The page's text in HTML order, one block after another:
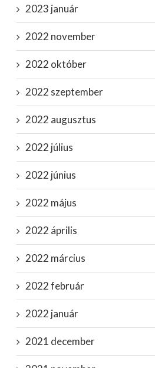
meg, bezzeg az...
2023 január
2022 november
2022 október
2022 szeptember
2022 augusztus
2022 július
2022 június
2022 május
2022 április
2022 március
2022 február
2022 január
2021 december